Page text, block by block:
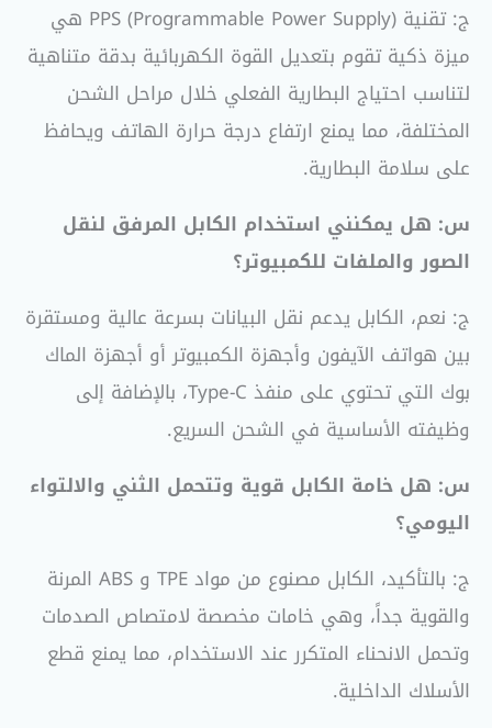
ج: تقنية PPS (Programmable Power Supply) هي
ميزة ذكية تقوم بتعديل القوة الكهربائية بدقة متناهية
لتناسب احتياج البطارية الفعلي خلال مراحل الشحن
المختلفة، مما يمنع ارتفاع درجة حرارة الهاتف ويحافظ
على سلامة البطارية.
س: هل يمكنني استخدام الكابل المرفق لنقل
الصور والملفات للكمبيوتر؟
ج: نعم، الكابل يدعم نقل البيانات بسرعة عالية ومستقرة
بين هواتف الآيفون وأجهزة الكمبيوتر أو أجهزة الماك
بوك التي تحتوي على منفذ Type-C، بالإضافة إلى
وظيفته الأساسية في الشحن السريع.
س: هل خامة الكابل قوية وتتحمل الثني والالتواء
اليومي؟
ج: بالتأكيد، الكابل مصنوع من مواد TPE و ABS المرنة
والقوية جداً، وهي خامات مخصصة لامتصاص الصدمات
وتحمل الانحناء المتكرر عند الاستخدام، مما يمنع قطع
الأسلاك الداخلية.